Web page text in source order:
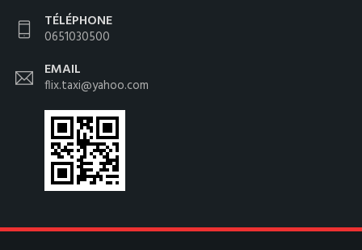
TÉLÉPHONE
0651030500
EMAIL
flix.taxi@yahoo.com